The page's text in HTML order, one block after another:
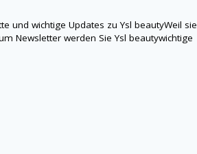
und wichtige Updates zuYsl beautyWeil sie
Newsletter werden SieYsl beautywichtige